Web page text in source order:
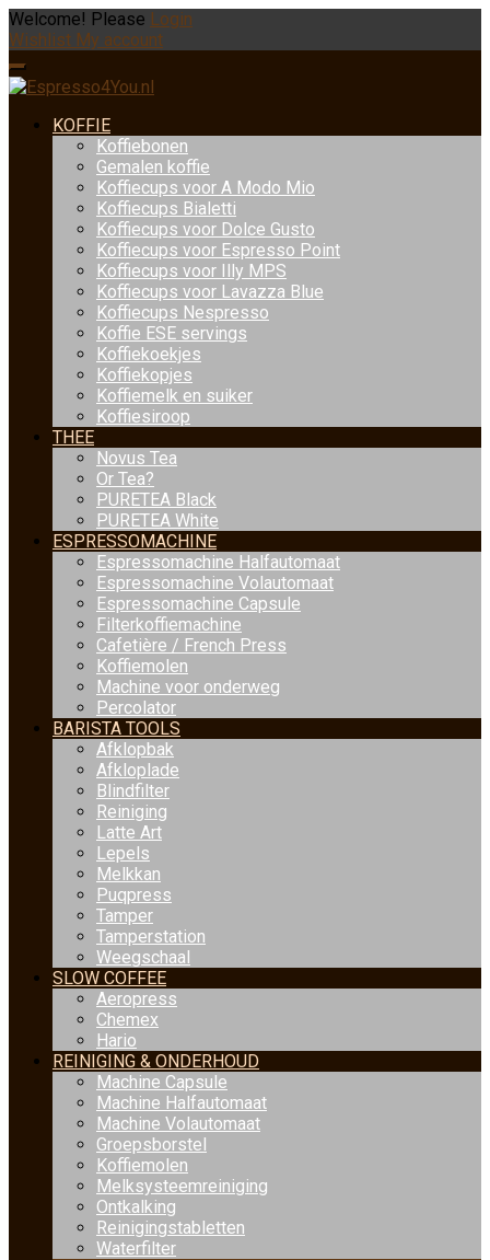
Welcome! Please Login
Wishlist My account
KOFFIE
Koffiebonen
Gemalen koffie
Koffiecups voor A Modo Mio
Koffiecups Bialetti
Koffiecups voor Dolce Gusto
Koffiecups voor Espresso Point
Koffiecups voor Illy MPS
Koffiecups voor Lavazza Blue
Koffiecups Nespresso
Koffie ESE servings
Koffiekoekjes
Koffiekopjes
Koffiemelk en suiker
Koffiesiroop
THEE
Novus Tea
Or Tea?
PURETEA Black
PURETEA White
ESPRESSOMACHINE
Espressomachine Halfautomaat
Espressomachine Volautomaat
Espressomachine Capsule
Filterkoffiemachine
Cafetière / French Press
Koffiemolen
Machine voor onderweg
Percolator
BARISTA TOOLS
Afklopbak
Afkloplade
Blindfilter
Reiniging
Latte Art
Lepels
Melkkan
Puqpress
Tamper
Tamperstation
Weegschaal
SLOW COFFEE
Aeropress
Chemex
Hario
REINIGING & ONDERHOUD
Machine Capsule
Machine Halfautomaat
Machine Volautomaat
Groepsborstel
Koffiemolen
Melksysteemreiniging
Ontkalking
Reinigingstabletten
Waterfilter